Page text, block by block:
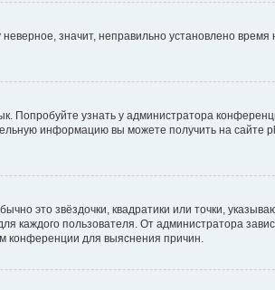
значит, неправильно установлено
Попробуйте узнать у администратора
информацию вы можете получить на сайте
это звёздочки, квадратики или точки,
каждого пользователя. От администратора
конференции для выяснения причин.